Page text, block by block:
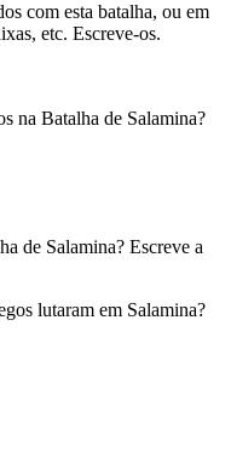
com esta batalha, ou em
etc. Escreve-os.
na Batalha de Salamina?
de Salamina? Escreve a
lutaram em Salamina?